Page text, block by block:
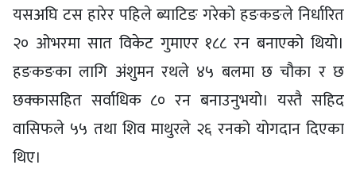
यसअघि टस हारेर पहिले ब्याटिङ गरेको हङकङले निर्धारित
२० ओभरमा सात विकेट गुमाएर १८८ रन बनाएको थियो।
हङकङका लागि अंशुमन रथले ४५ बलमा छ चौका र छ
छक्कासहित सर्वाधिक ८० रन बनाउनुभयो। यस्तै सहिद
वासिफले ५५ तथा शिव माथुरले २६ रनको योगदान दिएका
थिए।